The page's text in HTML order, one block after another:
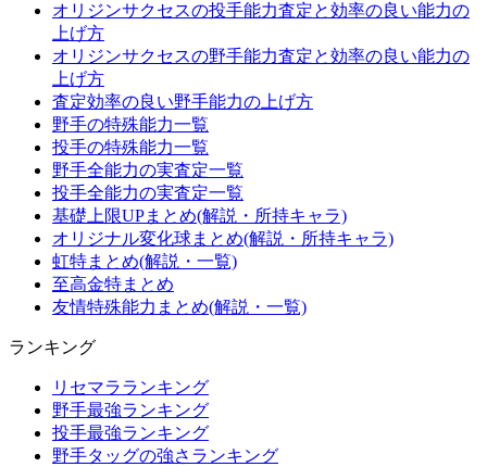
オリジンサクセスの投手能力査定と効率の良い能力の
上げ方
オリジンサクセスの野手能力査定と効率の良い能力の
上げ方
査定効率の良い野手能力の上げ方
野手の特殊能力一覧
投手の特殊能力一覧
野手全能力の実査定一覧
投手全能力の実査定一覧
基礎上限UPまとめ(解説・所持キャラ)
オリジナル変化球まとめ(解説・所持キャラ)
虹特まとめ(解説・一覧)
至高金特まとめ
友情特殊能力まとめ(解説・一覧)
ランキング
リセマラランキング
野手最強ランキング
投手最強ランキング
野手タッグの強さランキング